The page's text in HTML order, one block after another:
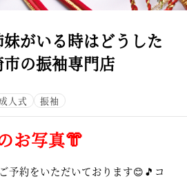
がいる時はどうした
の振袖専門店
成人式 振袖
お写真👘
予約をいただいております😊🎵コ